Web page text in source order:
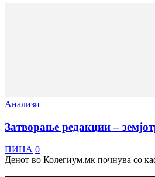
Анализи
Затворање редакции –
ПИНА 0
Денот во Колегиум.мк почнува со